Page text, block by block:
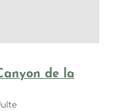
de la